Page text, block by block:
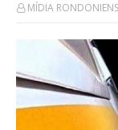
MÍDIA